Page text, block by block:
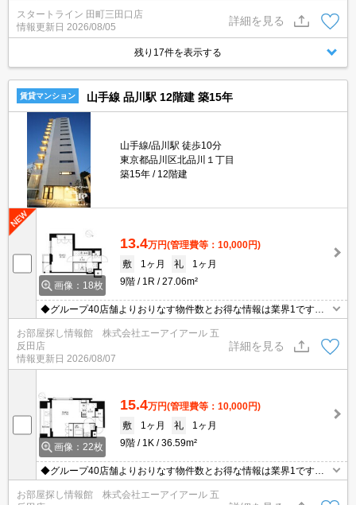
宅配ボックス 共用シアタールームあり
スタートライン 田町三田口店
情報更新日 2026/08/05
詳細を見る
残り17件を表示する
賃貸マンション 山手線 品川駅 12階建 築15年
山手線/品川駅 徒歩10分
東京都品川区北品川１丁目
築15年
12階建
画像：18枚
13.4万円(管理費等：10,000円)
敷
1ヶ月 礼
1ヶ月
9階
1R 27.06m²
◆グループ40店舗よりおりなす物件数とお得な情報は業界1です◆
仲介手数料無料物件有◆保証人様不要◆礼金敷金0物件多数有◆お
電話ご連絡即ご対応致します◆【0120772074】迄！
お部屋探し情報館 株式会社エーアイアール 五
反田店
情報更新日 2026/08/07
詳細を見る
画像：22枚
15.4万円(管理費等：10,000円)
敷
1ヶ月 礼
1ヶ月
9階
1K 36.59m²
◆グループ40店舗よりおりなす物件数とお得な情報は業界1です◆
仲介手数料無料物件有◆保証人様不要◆礼金敷金0物件多数有◆お
電話ご連絡即ご対応致します◆【0120772074】迄！
お部屋探し情報館 株式会社エーアイアール 五